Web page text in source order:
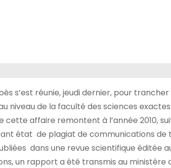
s’est réunie, jeudi dernier, pour trancher
niveau de la faculté des sciences
cette affaire remontent à l’année 2010,
état de plagiat de communications de
dans une revue scientifique éditée
un rapport a été transmis au ministère